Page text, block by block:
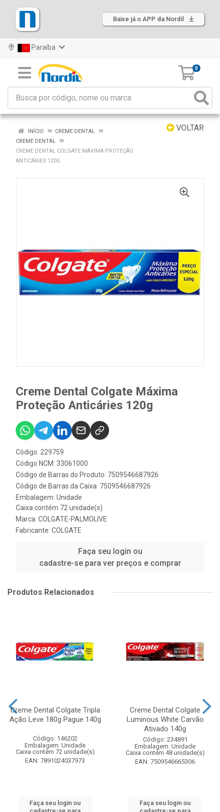
Baixe já o APP da Nordil
Paraíba
0
VOLTAR
INÍCIO
CREME DENTAL
CREME DENTAL
CREME DENTAL COLGATE MÁXIMA PROTEÇÃO
ANTICÁRIES 120G
Creme Dental Colgate Máxima
Proteção Anticáries 120g
Código: 229759
Código NCM: 33061000
Código de Barras do Produto: 7509546687926
Código de Barras da Caixa: 7509546687926
Embalagem: Unidade
Caixa contém 72 unidade(s)
Marca: COLGATE-PALMOLIVE
Fabricante: COLGATE
Faça seu login ou
cadastre-se para ver preços e comprar
Produtos Relacionados
Creme Dental Colgate Tripla
Ação Leve 180g Pague 140g
Código: 146202
Embalagem: Unidade
Caixa contém 72 unidade(s)
EAN: 7891024037973
Faça seu login ou
Creme Dental Colgate
Luminous White Carvão
Ativado 140g
Código: 234891
Embalagem: Unidade
Caixa contém 48 unidade(s)
EAN: 7509546665306
Faça seu login ou